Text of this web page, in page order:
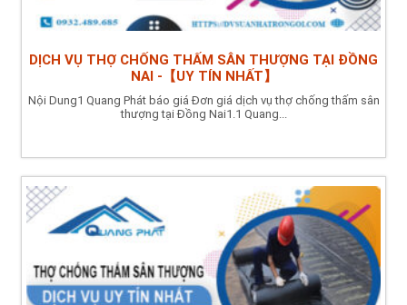
DỊCH VỤ THỢ CHỐNG THẤM SÂN THƯỢNG TẠI ĐỒNG
NAI -【UY TÍN NHẤT】
Nội Dung1 Quang Phát báo giá Đơn giá dịch vụ thợ chống thấm sân
thượng tại Đồng Nai1.1 Quang...